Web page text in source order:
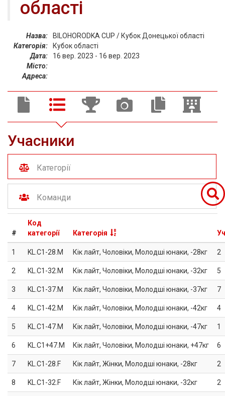
області
Назва:
BILOHORODKA CUP / Кубок Донецької області
Категорія:
Кубок області
Дата:
16 вер. 2023 - 16 вер. 2023
Місто:
Адреса:
Учасники
Категорії
Команди
#
Код
категорії
Категорія
1 KL.C1-28.M Кік лайт, Чоловіки, Молодші юнаки, -28кг 2
2 KL.C1-32.M Кік лайт, Чоловіки, Молодші юнаки, -32кг 5
3 KL.C1-37.M Кік лайт, Чоловіки, Молодші юнаки, -37кг 7
4 KL.C1-42.M Кік лайт, Чоловіки, Молодші юнаки, -42кг 4
5 KL.C1-47.M Кік лайт, Чоловіки, Молодші юнаки, -47кг 1
6 KL.C1+47.M Кік лайт, Чоловіки, Молодші юнаки, +47кг 6
7 KL.C1-28.F Кік лайт, Жінки, Молодші юнаки, -28кг 2
8 KL.C1-32.F Кік лайт, Жінки, Молодші юнаки, -32кг 2